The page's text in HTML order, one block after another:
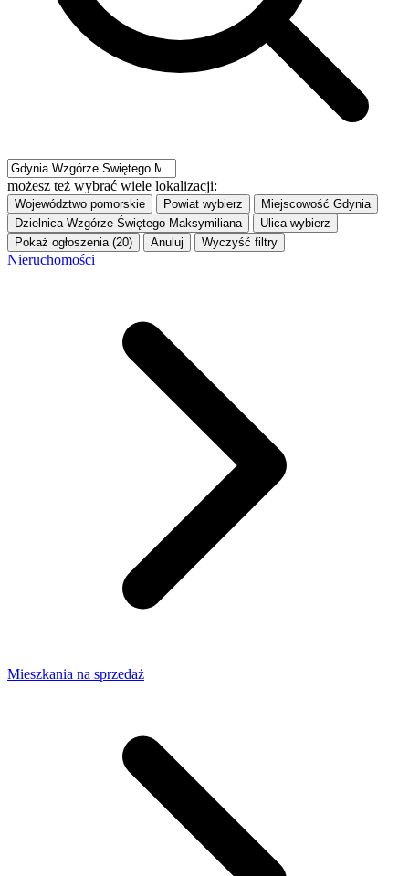
możesz też wybrać wiele lokalizacji:
Województwo pomorskie Powiat wybierz Miejscowość Gdynia
Dzielnica Wzgórze Świętego Maksymiliana Ulica wybierz
Pokaż ogłoszenia (20)
Anuluj Wyczyść filtry
Nieruchomości
Mieszkania na sprzedaż